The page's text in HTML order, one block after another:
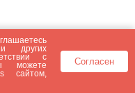
с
можете
сайтом,
Согласен